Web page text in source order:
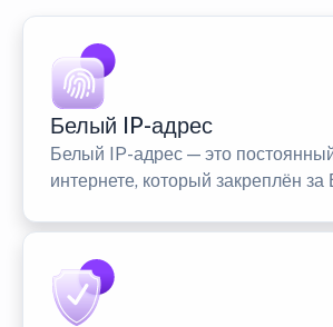
Белый IP-адрес
Белый IP-адрес — это
интернете, который закреплён за